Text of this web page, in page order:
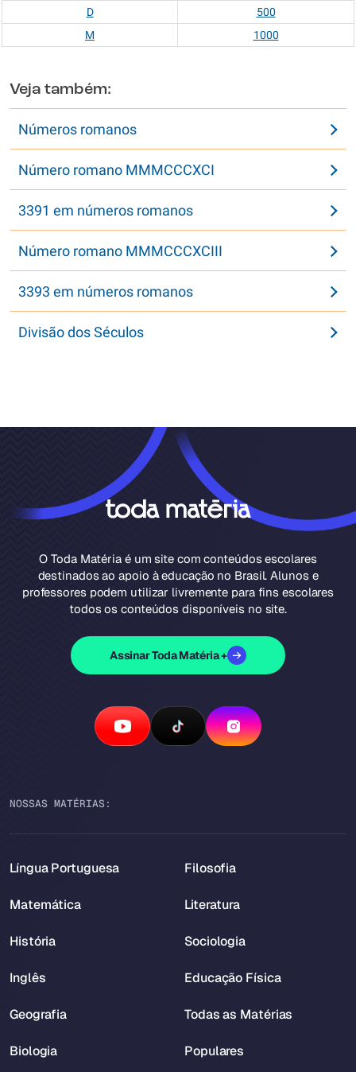
D
500
M
1000
Veja também:
Números romanos
Número romano MMMCCCXCI
3391 em números romanos
Número romano MMMCCCXCIII
3393 em números romanos
Divisão dos Séculos
O Toda Matéria é um site com conteúdos escolares
destinados ao apoio à educação no Brasil. Alunos e
professores podem utilizar livremente para fins escolares
todos os conteúdos disponíveis no site.
Assinar Toda Matéria +
NOSSAS MATÉRIAS:
Língua Portuguesa
Matemática
História
Inglês
Geografia
Biologia
Filosofia
Literatura
Sociologia
Educação Física
Todas as Matérias
Populares